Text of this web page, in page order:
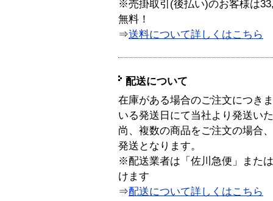
※売掛取引(後払い)のお客様は
無料！
⇒送料について詳しくはこちら
配送について
在庫がある場合のご注文につき
いる発送日にて当社より発送い
尚、複数の商品をご注文の場合
発送となります。
※配送業者は「佐川急便」また
けます
⇒配送について詳しくはこちら